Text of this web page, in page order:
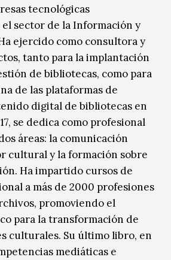
tecnológicas
el sector de la Información y
ejercido como consultora y
tanto para la implantación
de bibliotecas, como para
de las plataformas de
digital de bibliotecas en
se dedica como profesional
áreas: la comunicación
cultural y la formación sobre
Ha impartido cursos de
a más de 2000 profesiones
promoviendo el
para la transformación de
culturales. Su último libro, en
mediáticas e